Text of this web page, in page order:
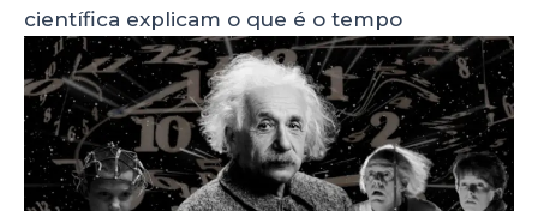
científica explicam o que é o tempo